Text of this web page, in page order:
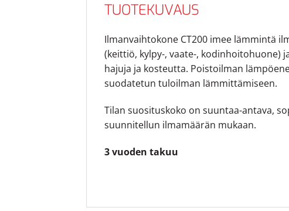
TUOTEKUVAUS
Ilmanvaihtokone CT200 imee lämmintä
(keittiö, kylpy-, vaate-, kodinhoitohuone)
hajuja ja kosteutta. Poistoilman
suodatetun tuloilman lämmittämiseen.
Tilan suosituskoko on suuntaa-antava,
suunnitellun ilmamäärän mukaan.
3 vuoden takuu